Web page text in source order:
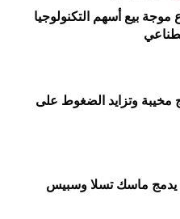
6% مع اتساع موجة بيع أسهم التكنولوجيا
12% بعد نتائج مخيبة وتزايد الضغوط على
يدمج ماسك تسلا وسبيس